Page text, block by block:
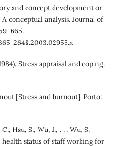
and concept development or
conceptual analysis. Journal of
2648.2003.02955.x
Stress appraisal and coping.
[Stress and burnout]. Porto:
Hsu, S., Wu, J., . . . Wu, S.
health status of staff working for